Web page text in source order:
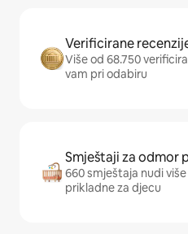
Verificirane
Više od 68.750
vam pri odabiru
Smještaji za odmor
660 smještaja nudi
prikladne za djecu